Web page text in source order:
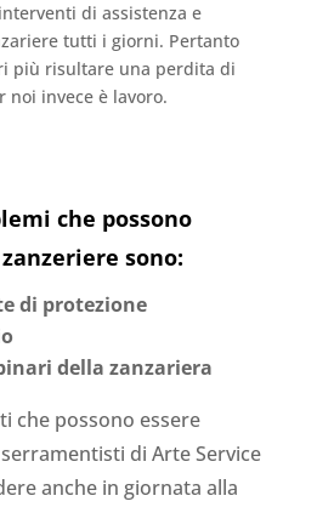
di assistenza e
tutti i giorni. Pertanto
più risultare una perdita di
noi invece è lavoro.
che possono
sono:
di protezione
della zanzariera
che possono essere
di Arte Service
anche in giornata alla